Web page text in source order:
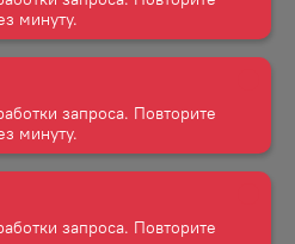
запроса. Повторите
минуту.
запроса. Повторите
минуту.